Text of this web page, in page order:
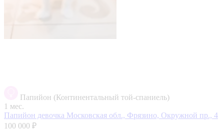
Папийон (Континентальный той-спаниель)
1 мес.
Папийон девочка Московская обл., Фрязино, Окружной пр., 4
100 000 ₽